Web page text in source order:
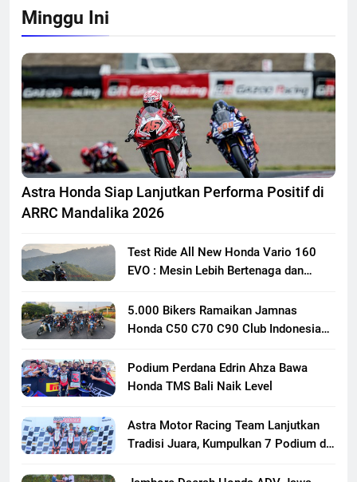
Minggu Ini
Astra Honda Siap Lanjutkan Performa Positif di
ARRC Mandalika 2026
Test Ride All New Honda Vario 160
EVO : Mesin Lebih Bertenaga dan
5.000 Bikers Ramaikan Jamnas
Honda C50 C70 C90 Club Indonesia
Persaudaraan Pecinta Motor Klasik
Honda
Podium Perdana Edrin Ahza Bawa
Honda TMS Bali Naik Level
Astra Motor Racing Team Lanjutkan
Tradisi Juara, Kumpulkan 7 Podium di